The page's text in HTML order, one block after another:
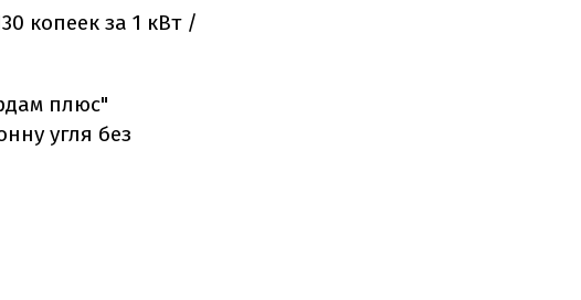
копеек за 1 кВт /
плюс"
угля без